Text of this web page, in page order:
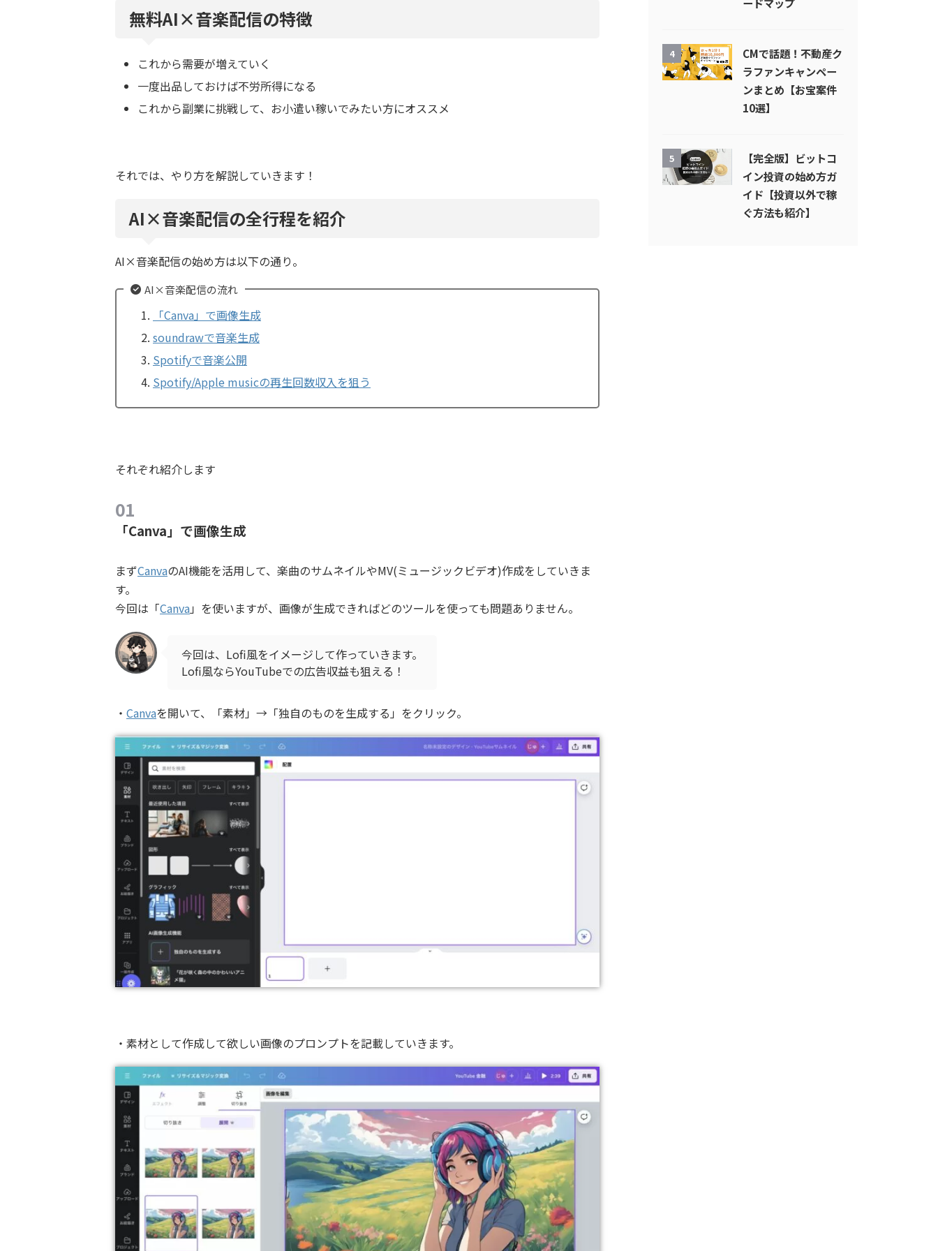
無料AI×音楽配信の特徴
これから需要が増えていく
一度出品しておけば不労所得になる
これから副業に挑戦して、お小遣い稼いでみたい方にオススメ
それでは、やり方を解説していきます！
AI×音楽配信の全行程を紹介
AI×音楽配信の始め方は以下の通り。
AI×音楽配信の流れ
「Canva」で画像生成
soundrawで音楽生成
Spotifyで音楽公開
Spotify/Apple musicの再生回数収入を狙う
それぞれ紹介します
「Canva」で画像生成
まずCanvaのAI機能を活用して、楽曲のサムネイルやMV(ミュージックビデオ)作成をしていきま
す。
今回は「Canva」を使いますが、画像が生成できればどのツールを使っても問題ありません。
今回は、Lofi風をイメージして作っていきます。
Lofi風ならYouTubeでの広告収益も狙える！
・ Canvaを開いて、「素材」→「独自のものを生成する」をクリック。
・素材として作成して欲しい画像のプロンプトを記載していきます。
4
CMで話題！不動産ク
ラファンキャンペー
ンまとめ【お宝案件
10選】
5
【完全版】ビットコ
イン投資の始め方ガ
イド【投資以外で稼
ぐ方法も紹介】